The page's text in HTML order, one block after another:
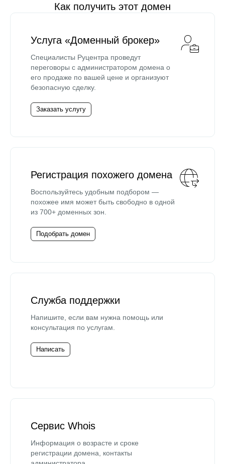
Как получить этот домен
Услуга «Доменный брокер»
Специалисты Руцентра проведут
переговоры с администратором домена о
его продаже по вашей цене и организуют
безопасную сделку.
Заказать услугу
Регистрация похожего домена
Воспользуйтесь удобным подбором —
похожее имя может быть свободно в одной
из 700+ доменных зон.
Подобрать домен
Служба поддержки
Напишите, если вам нужна помощь или
консультация по услугам.
Написать
Сервис Whois
Информация о возрасте и сроке
регистрации домена, контакты